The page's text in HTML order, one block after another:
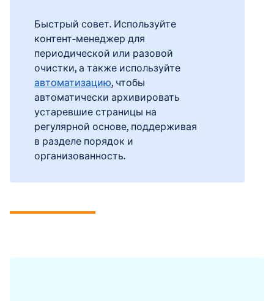
Быстрый совет. Используйте
контент-менеджер для
периодической или разовой
очистки, а также используйте
автоматизацию, чтобы
автоматически архивировать
устаревшие страницы на
регулярной основе, поддерживая
в разделе порядок и
организованность.